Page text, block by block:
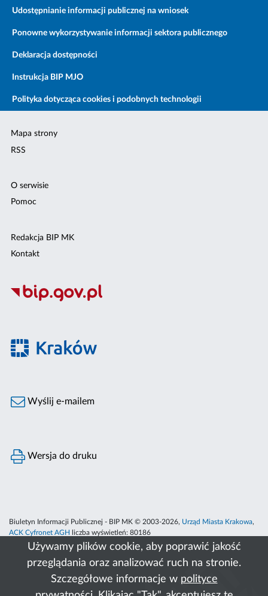
Używamy plików cookie, aby poprawić jakość
przeglądania oraz analizować ruch na stronie.
Szczegółowe informacje w polityce
Udostępnianie informacji publicznej na wniosek
Ponowne wykorzystywanie informacji sektora publicznego
Deklaracja dostępności
Instrukcja BIP MJO
Polityka dotycząca cookies i podobnych technologii
Mapa strony
RSS
O serwisie
Pomoc
Redakcja BIP MK
Kontakt
Wyślij e-mailem
Wersja do druku
Biuletyn Informacji Publicznej - BIP MK © 2003-2026, Urząd Miasta Krakowa,
ACK Cyfronet AGH
liczba wyświetleń: 80186